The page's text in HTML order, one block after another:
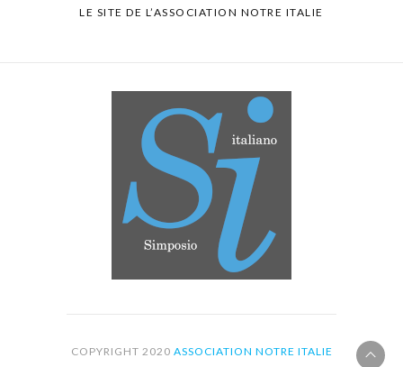
LE SITE DE L’ASSOCIATION NOTRE ITALIE
COPYRIGHT 2020 ASSOCIATION NOTRE ITALIE